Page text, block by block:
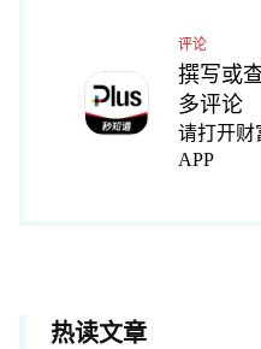
评论
撰写或
多评论
请打开财
APP
热读文章